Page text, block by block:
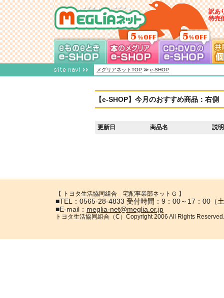
メグリアネット
訳あ
特売
メグリアネットTOP ≫ e-SHOP
【e-SHOP】今月のおすすめ商品：右側
更新日 商品名 説
【 トヨタ生活協同組合 宅配事業部ネットＧ 】
■TEL：0565-28-4833 受付時間：9：00～17：00（
■E-mail： meglia-net@meglia.or.jp
トヨタ生活協同組合（C）Copyright 2006 All Rights Reserved.